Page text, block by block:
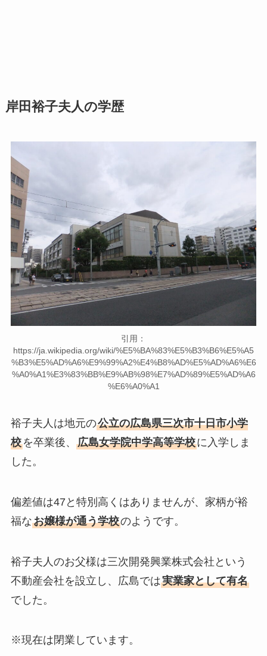
岸田裕子夫人の学歴
引用：
https://ja.wikipedia.org/wiki/%E5%BA%83%E5%B3%B6%E5%A5
%B3%E5%AD%A6%E9%99%A2%E4%B8%AD%E5%AD%A6%E6
%A0%A1%E3%83%BB%E9%AB%98%E7%AD%89%E5%AD%A6
%E6%A0%A1
裕子夫人は地元の公立の広島県三次市十日市小学
校を卒業後、 広島女学院中学高等学校に入学しま
した。
偏差値は47と特別高くはありませんが、家柄が裕
福なお嬢様が通う学校のようです。
裕子夫人のお父様は三次開発興業株式会社という
不動産会社を設立し、広島では実業家として有名
でした。
※現在は閉業しています。